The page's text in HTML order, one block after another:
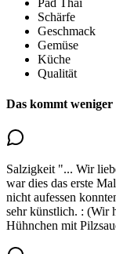
Schärfe
Geschmack
Gemüse
Küche
Qualität
Das kommt weniger
Salzigkeit "... Wir
war dies das erste
nicht aufessen
sehr künstlich. : (Wir
Hühnchen mit